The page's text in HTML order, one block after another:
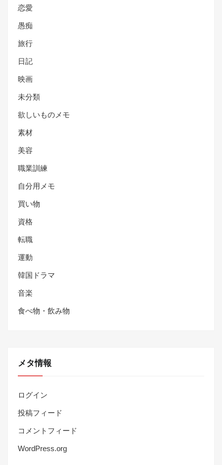
恋愛
愚痴
旅行
日記
映画
未分類
欲しいものメモ
素材
美容
職業訓練
自分用メモ
買い物
資格
転職
運動
韓国ドラマ
音楽
食べ物・飲み物
メタ情報
ログイン
投稿フィード
コメントフィード
WordPress.org